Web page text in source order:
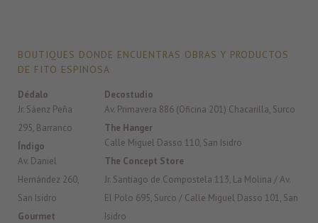
BOUTIQUES DONDE ENCUENTRAS OBRAS Y PRODUCTOS
DE FITO ESPINOSA
Dédalo
Jr. Sáenz Peña
295, Barranco
Índigo
Av. Daniel
Hernández 260,
San Isidro
Gourmet
Decostudio
Av. Primavera 886 (Oficina 201) Chacarilla, Surco
The Hanger
Calle Miguel Dasso 110, San Isidro
The Concept Store
Jr. Santiago de Compostela 113, La Molina / Av.
El Polo 695, Surco / Calle Miguel Dasso 101, San
Isidro